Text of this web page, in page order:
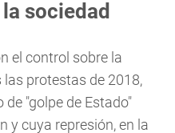
sociedad
el control sobre la
protestas de 2018,
"golpe de Estado"
y cuya represión, en la